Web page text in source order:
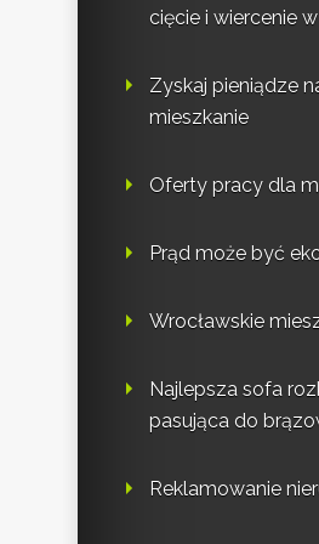
cięcie i wiercenie
Zyskaj pieniądze
mieszkanie
Oferty pracy dla
Prąd może być
Wrocławskie
Najlepsza sofa
pasująca do
Reklamowanie